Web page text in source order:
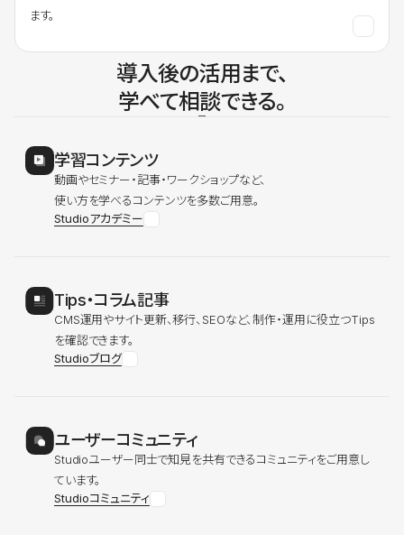
ます。
導入後の活用まで、
学べて相談できる。
学習コンテンツ
動画やセミナー・記事・ワークショップなど、
使い方を学べるコンテンツを多数ご用意。
Studioアカデミー
Tips・コラム記事
CMS運用やサイト更新、移行、SEOなど、制作・運用に役立つTips
を確認できます。
Studioブログ
ユーザーコミュニティ
Studioユーザー同士で知見を共有できるコミュニティをご用意し
ています。
Studioコミュニティ